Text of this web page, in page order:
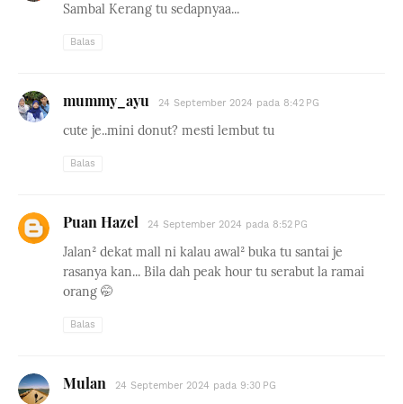
Sambal Kerang tu sedapnyaa...
Balas
mummy_ayu 24 September 2024 pada 8:42 PG
cute je..mini donut? mesti lembut tu
Balas
Puan Hazel 24 September 2024 pada 8:52 PG
Jalan² dekat mall ni kalau awal² buka tu santai je
rasanya kan... Bila dah peak hour tu serabut la ramai
orang 🤭
Balas
Mulan 24 September 2024 pada 9:30 PG